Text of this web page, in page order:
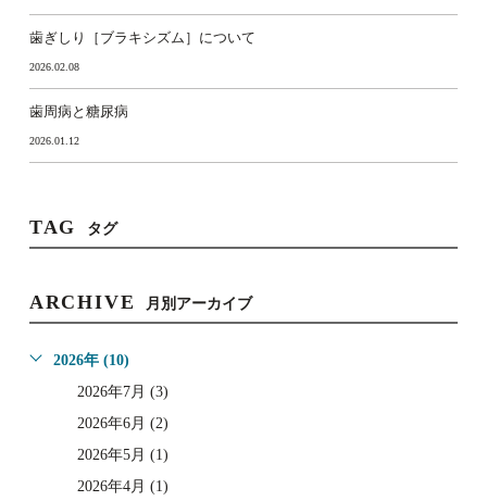
歯ぎしり［ブラキシズム］について
2026.02.08
歯周病と糖尿病
2026.01.12
TAG タグ
ARCHIVE 月別アーカイブ
2026年 (10)
2026年7月 (3)
2026年6月 (2)
2026年5月 (1)
2026年4月 (1)